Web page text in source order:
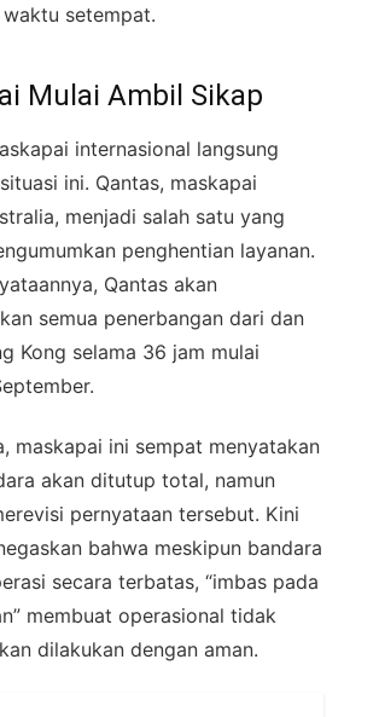
setempat.
Mulai Ambil Sikap
internasional langsung
ini. Qantas, maskapai
menjadi salah satu yang
penghentian layanan.
Qantas akan
semua penerbangan dari dan
Kong selama 36 jam mulai
maskapai ini sempat menyatakan
akan ditutup total, namun
pernyataan tersebut. Kini
bahwa meskipun bandara
secara terbatas, “imbas pada
membuat operasional tidak
dilakukan dengan aman.